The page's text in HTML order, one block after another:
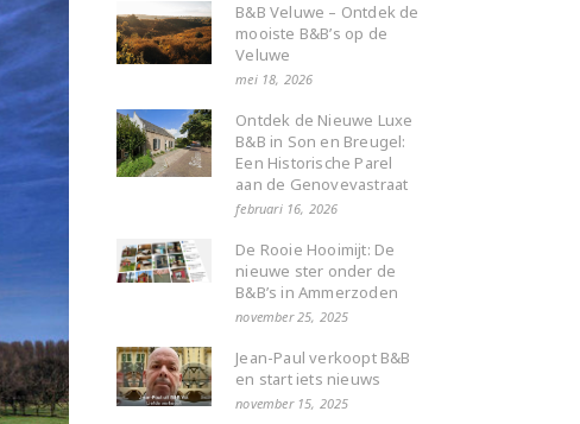
B&B Veluwe – Ontdek de
mooiste B&B’s op de
Veluwe
mei 18, 2026
Ontdek de Nieuwe Luxe
B&B in Son en Breugel:
Een Historische Parel
aan de Genovevastraat
februari 16, 2026
De Rooie Hooimijt: De
nieuwe ster onder de
B&B’s in Ammerzoden
november 25, 2025
Jean-Paul verkoopt B&B
en start iets nieuws
november 15, 2025